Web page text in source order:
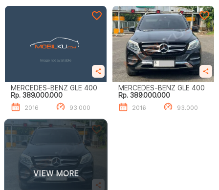
MERCEDES-BENZ GLE 400
Rp. 389.000.000
2016 93.000
MERCEDES-BENZ GLE 400
Rp. 389.000.000
2016 93.000
VIEW MORE